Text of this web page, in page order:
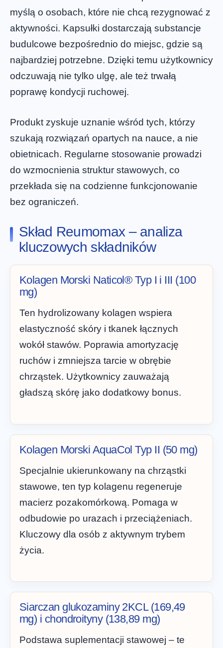
myślą o osobach, które nie chcą rezygnować z
aktywności. Kapsułki dostarczają substancje
budulcowe bezpośrednio do miejsc, gdzie są
najbardziej potrzebne. Dzięki temu użytkownicy
odczuwają nie tylko ulgę, ale też trwałą
poprawę kondycji ruchowej.
Produkt zyskuje uznanie wśród tych, którzy
szukają rozwiązań opartych na nauce, a nie
obietnicach. Regularne stosowanie prowadzi
do wzmocnienia struktur stawowych, co
przekłada się na codzienne funkcjonowanie
bez ograniczeń.
Skład Reumomax – analiza
kluczowych składników
Kolagen Morski Naticol® Typ I i III (100
mg)
Ten hydrolizowany kolagen wspiera
elastyczność skóry i tkanek łącznych
wokół stawów. Poprawia amortyzację
ruchów i zmniejsza tarcie w obrębie
chrząstek. Użytkownicy zauważają
gładszą skórę jako dodatkowy bonus.
Kolagen Morski AquaCol Typ II (50 mg)
Specjalnie ukierunkowany na chrząstki
stawowe, ten typ kolagenu regeneruje
macierz pozakomórkową. Pomaga w
odbudowie po urazach i przeciążeniach.
Kluczowy dla osób z aktywnym trybem
życia.
Siarczan glukozaminy 2KCL (169,49
mg) i chondroityny (138,89 mg)
Podstawa suplementacji stawowej – te